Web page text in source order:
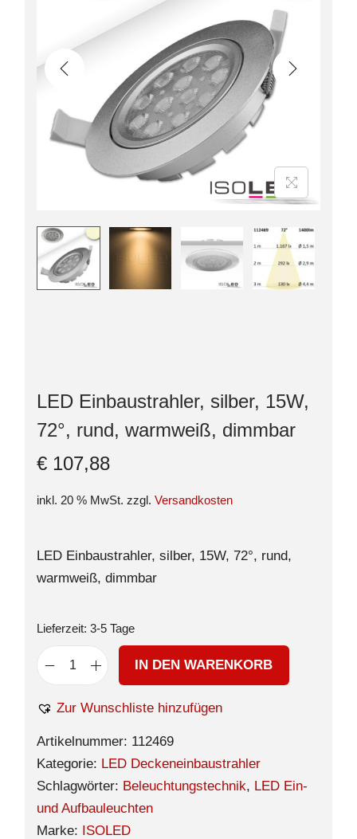
LED Einbaustrahler, silber, 15W,
72°, rund, warmweiß, dimmbar
€ 107,88
inkl. 20 % MwSt. zzgl. Versandkosten
LED Einbaustrahler, silber, 15W, 72°, rund,
warmweiß, dimmbar
Lieferzeit: 3-5 Tage
IN DEN WARENKORB
Zur Wunschliste hinzufügen
Artikelnummer: 112469
Kategorie: LED Deckeneinbaustrahler
Schlagwörter: Beleuchtungstechnik, LED Ein-
und Aufbauleuchten
Marke: ISOLED